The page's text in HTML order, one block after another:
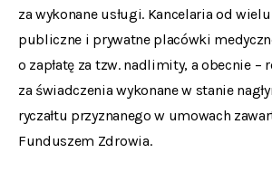
za wykonane usługi. Kancelaria od
publiczne i prywatne placówki
o zapłatę za tzw. nadlimity, a obecnie –
za świadczenia wykonane w stanie
ryczałtu przyznanego w umowach
Funduszem Zdrowia.